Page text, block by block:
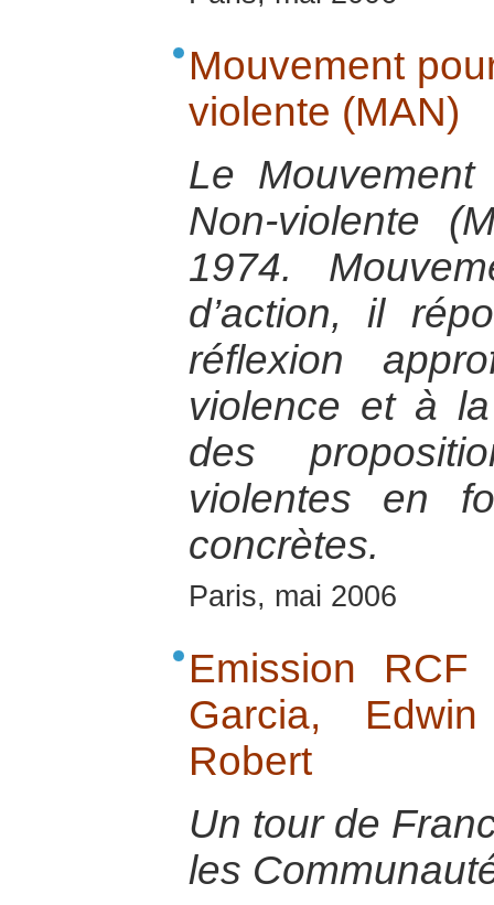
Mouvement
violente (MAN)
Le
Non-violente
1974.
d’action, il
réflexion
violence et à la
des
violentes en
concrètes.
Paris, mai 2006
Emission
Garcia,
Robert
Un tour de
les